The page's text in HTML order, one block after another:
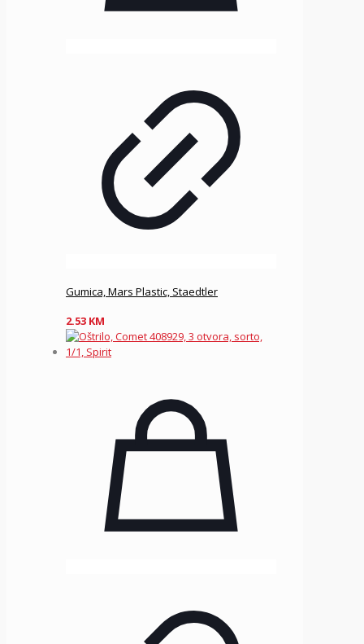
Gumica, Mars Plastic, Staedtler
2.53 KM